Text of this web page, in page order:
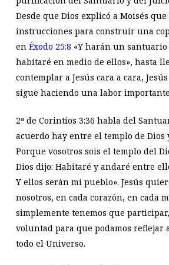
Desde que Dios explicó a Moisés
instrucciones para construir una
en Éxodo 25:8 «Y harán un
habitaré en medio de ellos», hasta
contemplar a Jesús cara a cara,
sigue haciendo una labor
2ª de Corintios 3:36 habla del
acuerdo hay entre el templo de Dios
Porque vosotros sois el templo del
Dios dijo: Habitaré y andaré entre
Y ellos serán mi pueblo». Jesús
nosotros, en cada corazón, en cada
simplemente tenemos que
voluntad para que podamos reflejar
todo el Universo.